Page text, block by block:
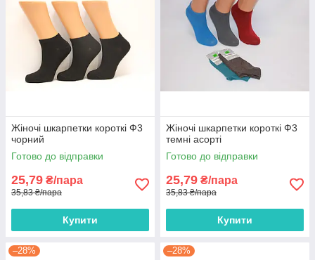
Жіночі шкарпетки короткі Ф3
чорний
Готово до відправки
25,79 ₴/пара
35,83 ₴/пара
Купити
Жіночі шкарпетки короткі Ф3
темні асорті
Готово до відправки
25,79 ₴/пара
35,83 ₴/пара
Купити
–28% –28%